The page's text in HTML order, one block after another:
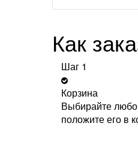
Как
Шаг 1
Корзина
Выбирайте
положите его в